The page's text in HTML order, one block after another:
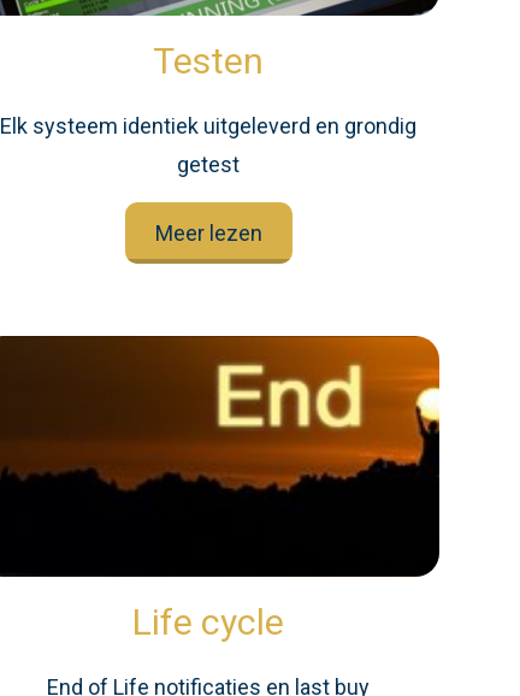
Testen
Elk systeem identiek uitgeleverd en grondig
getest
Meer lezen
Life cycle
End of Life notificaties en last buy